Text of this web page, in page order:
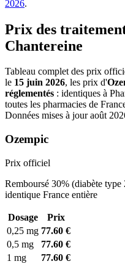
2026.
Prix des
Chantereine
Tableau complet des prix
le 15 juin 2026, les prix d'
réglementés : identiques à
toutes les pharmacies de
Données mises à jour août
Ozempic
Prix officiel
Remboursé 30% (diabète
identique France entière
Dosage
Prix
0,25 mg 77.60 €
0,5 mg
77.60 €
1 mg
77.60 €